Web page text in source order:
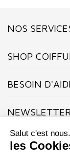
NOS
SHOP
BESOIN
Inscrivez-vous dès
exclusivité nos